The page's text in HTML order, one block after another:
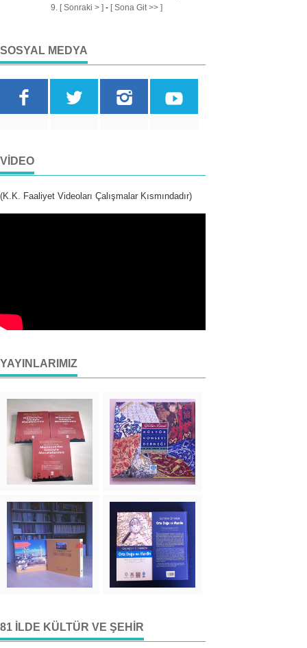
9. [ Sonraki > ] - [ Sona Git >> ]
SOSYAL MEDYA
VIDEO
(K.K. Faaliyet Videoları Çalışmalar Kısmındadır)
YAYINLARIMIZ
81 İLDE KÜLTÜR VE ŞEHIR